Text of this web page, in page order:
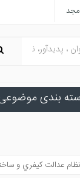
بندی
نظام عدالت كيفري و